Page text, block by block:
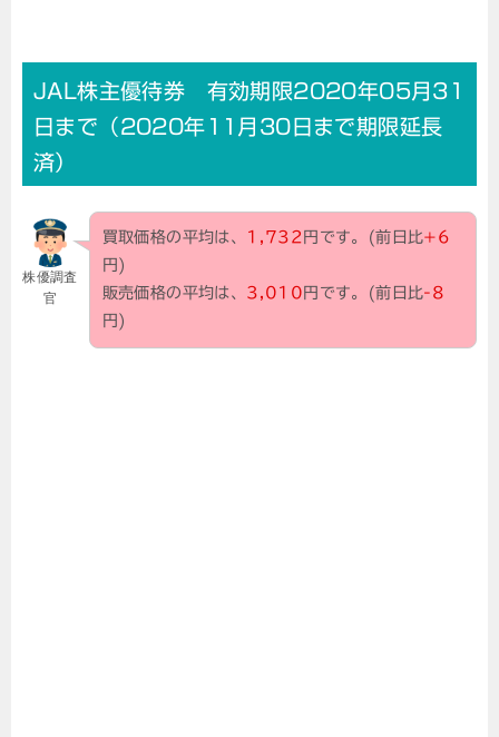
JAL株主優待券 有効期限2020年05月31
日まで（2020年11月30日まで期限延長
済）
株優調査
官
買取価格の平均は、 1,732 円です。(前日比+6
円)
販売価格の平均は、 3,010 円です。(前日比-8
円)